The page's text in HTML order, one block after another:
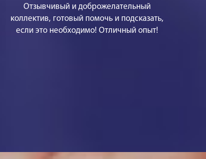
Отзывчивый и доброжелательный
коллектив, готовый помочь и подсказать,
если это необходимо! Отличный опыт!